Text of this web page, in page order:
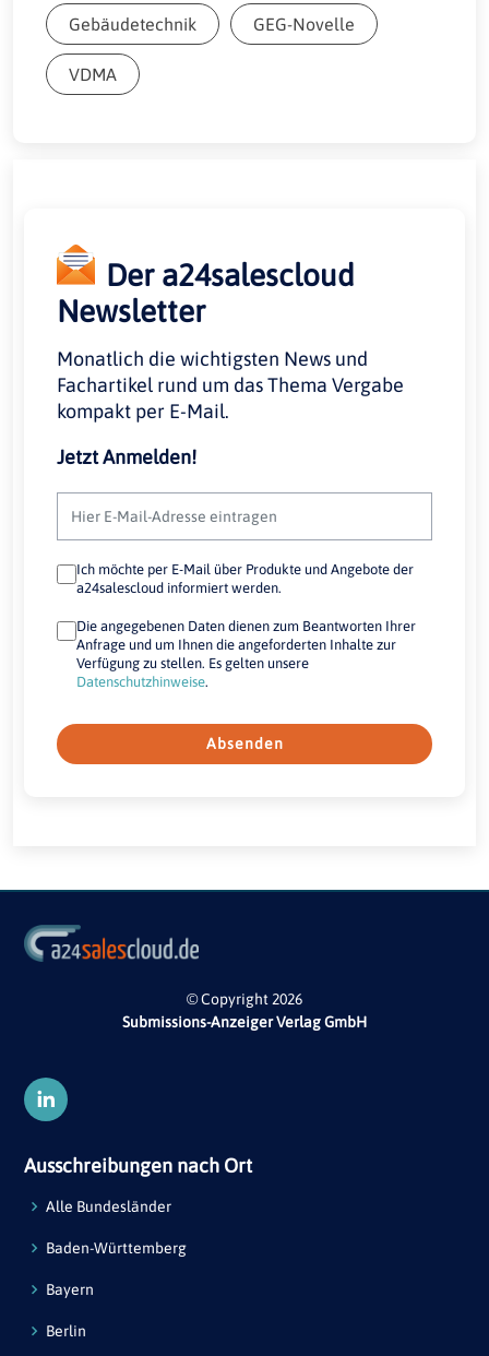
Gebäudetechnik GEG-Novelle
VDMA
Der a24salescloud
Newsletter
Monatlich die wichtigsten News und
Fachartikel rund um das Thema Vergabe
kompakt per E-Mail.
Jetzt Anmelden!
Ich möchte per E-Mail über Produkte und Angebote der
a24salescloud informiert werden.
Die angegebenen Daten dienen zum Beantworten Ihrer
Anfrage und um Ihnen die angeforderten Inhalte zur
Verfügung zu stellen. Es gelten unsere
Datenschutzhinweise.
Absenden
© Copyright 2026
Submissions-Anzeiger Verlag GmbH
Ausschreibungen nach Ort
Alle Bundesländer
Baden-Württemberg
Bayern
Berlin